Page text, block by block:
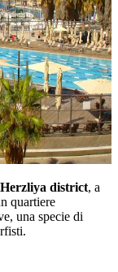
Herzliya district, a
quartiere
una specie di